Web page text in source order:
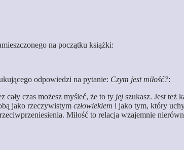
na początku książki:
odpowiedzi na pytanie: Czym jest miłość?:
cały czas możesz myśleć, że to ty jej szukasz. Jest też
jako rzeczywistym człowiekiem i jako tym, który
Miłość to relacja wzajemnie